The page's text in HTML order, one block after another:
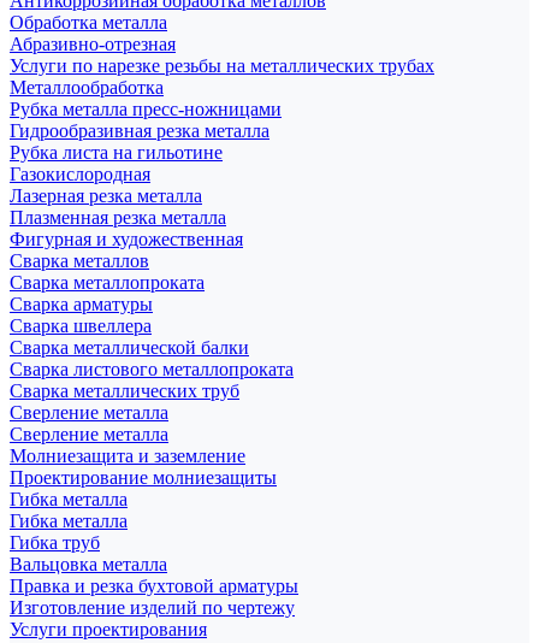
Обработка металла
Абразивно-отрезная
Услуги по нарезке резьбы на металлических трубах
Металлообработка
Рубка металла пресс-ножницами
Гидрообразивная резка металла
Рубка листа на гильотине
Газокислородная
Лазерная резка металла
Плазменная резка металла
Фигурная и художественная
Сварка металлов
Сварка металлопроката
Сварка арматуры
Сварка швеллера
Сварка металлической балки
Сварка листового металлопроката
Сварка металлических труб
Сверление металла
Сверление металла
Молниезащита и заземление
Проектирование молниезащиты
Гибка металла
Гибка металла
Гибка труб
Вальцовка металла
Правка и резка бухтовой арматуры
Изготовление изделий по чертежу
Услуги проектирования